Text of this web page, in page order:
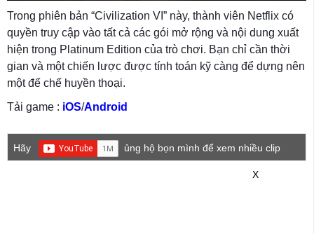
Trong phiên bản “Civilization VI” này, thành viên Netflix có
quyền truy cập vào tất cả các gói mở rộng và nội dung xuất
hiện trong Platinum Edition của trò chơi. Bạn chỉ cần thời
gian và một chiến lược được tính toán kỹ càng để dựng nên
một đế chế huyền thoại.
Tải game : iOS/Android
Hãy
ủng hộ bọn mình để xem nhiều clip
X